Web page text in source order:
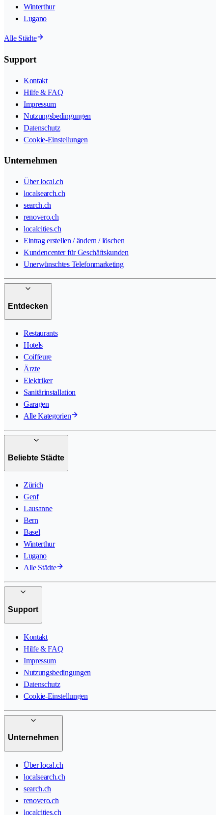
Winterthur
Lugano
Alle Städte
Support
Kontakt
Hilfe & FAQ
Impressum
Nutzungsbedingungen
Datenschutz
Cookie-Einstellungen
Unternehmen
Über local.ch
localsearch.ch
search.ch
renovero.ch
localcities.ch
Eintrag erstellen / ändern / löschen
Kundencenter für Geschäftskunden
Unerwünschtes Telefonmarketing
Entdecken
Restaurants
Hotels
Coiffeure
Ärzte
Elektriker
Sanitärinstallation
Garagen
Alle Kategorien
Beliebte Städte
Zürich
Genf
Lausanne
Bern
Basel
Winterthur
Lugano
Alle Städte
Support
Kontakt
Hilfe & FAQ
Impressum
Nutzungsbedingungen
Datenschutz
Cookie-Einstellungen
Unternehmen
Über local.ch
localsearch.ch
search.ch
renovero.ch
localcities.ch